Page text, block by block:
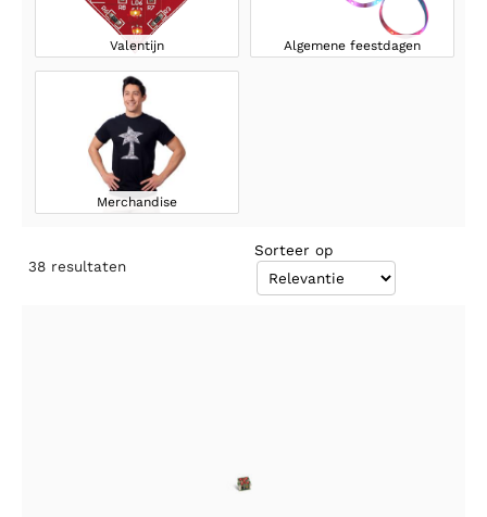
Valentijn Algemene feestdagen
Merchandise
38 resultaten
Sorteer op